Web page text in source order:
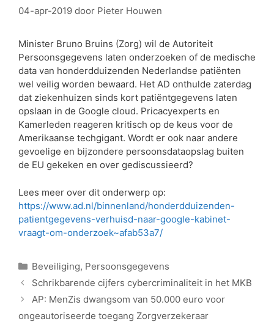
04-apr-2019 door Pieter Houwen
Minister Bruno Bruins (Zorg) wil de Autoriteit
Persoonsgegevens laten onderzoeken of de medische
data van honderdduizenden Nederlandse patiënten
wel veilig worden bewaard. Het AD onthulde zaterdag
dat ziekenhuizen sinds kort patiëntgegevens laten
opslaan in de Google cloud. Pricacyexperts en
Kamerleden reageren kritisch op de keus voor de
Amerikaanse techgigant. Wordt er ook naar andere
gevoelige en bijzondere persoonsdataopslag buiten
de EU gekeken en over gediscussieerd?
Lees meer over dit onderwerp op:
https://www.ad.nl/binnenland/honderdduizenden-
patientgegevens-verhuisd-naar-google-kabinet-
vraagt-om-onderzoek~afab53a7/
Beveiliging, Persoonsgegevens
Schrikbarende cijfers cybercriminaliteit in het MKB
AP: MenZis dwangsom van 50.000 euro voor
ongeautoriseerde toegang Zorgverzekeraar